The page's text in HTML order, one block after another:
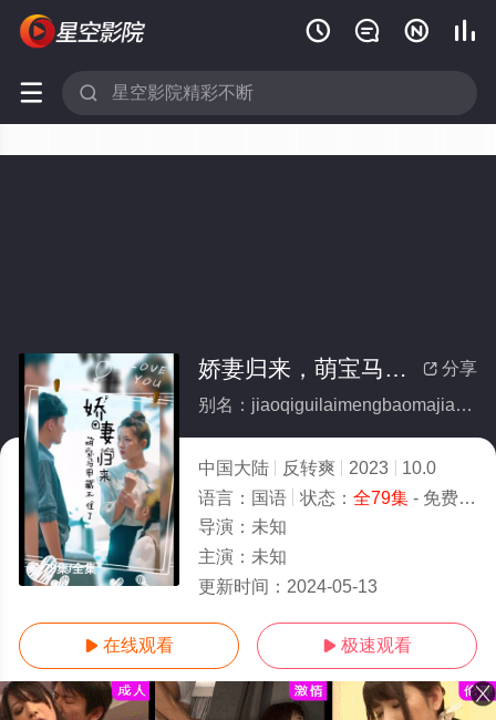
   
 
全79集/全集
 分享
娇妻归来，萌宝马甲藏不住了(全集)
别名：jiaoqiguilaimengbaomajiacangbuzhuliao
中国大陆 反转爽 2023
10.0
语言： 国语 状态： 全79集- 免费在线观看
导演： 未知
主演： 未知
更新时间： 2024-05-13
 在线观看  极速观看